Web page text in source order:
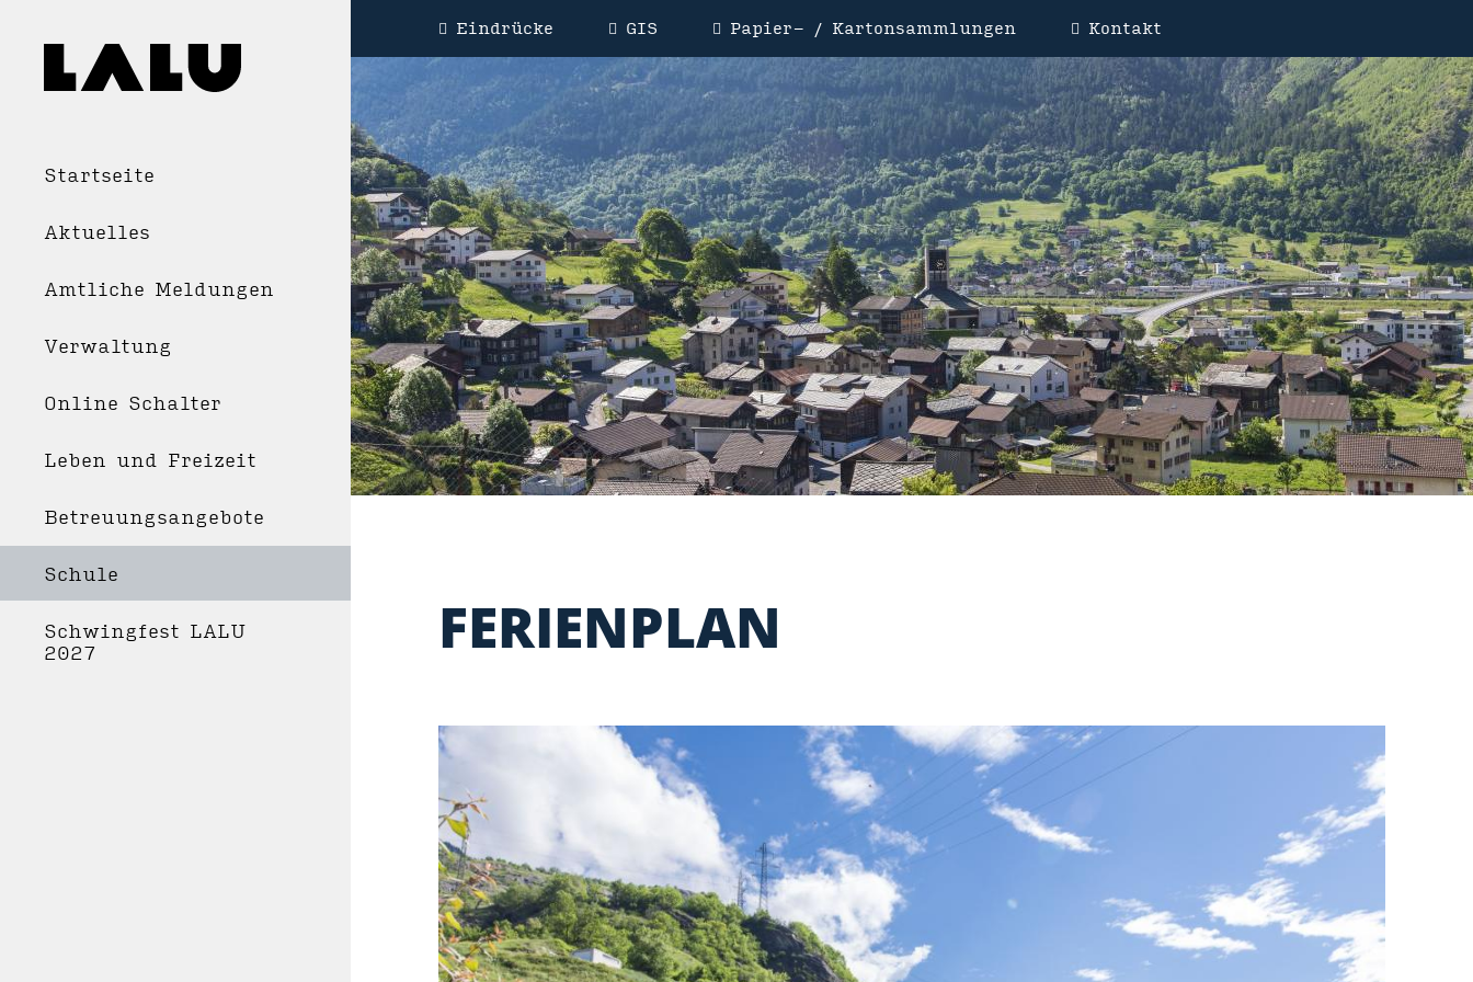
Startseite
Aktuelles
Amtliche Meldungen
Verwaltung
Online Schalter
WOHNSITZBESTÄTIGUNG HEIMATAUSWEIS
ZUZUGSMELDUNG WEGZUGSMELDUNG
Leben und Freizeit
LAGE VEREINE
Betreuungsangebote
Schule
SCHULHAUSPROJEKT LEITBILD
Schwingfest LALU
2027
Eindrücke GIS Papier- / Kartonsammlungen Kontakt
FERIENPLAN